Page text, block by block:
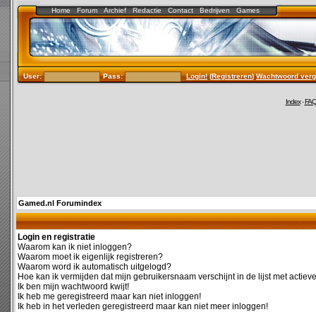
Home Forum Archief Redactie Contact Bedrijven Games
User: Pass: Login!(Registreren)Wachtwoord
Index-FAQ
Gamed.nl Forumindex
Login en registratie
Waarom kan ik niet inloggen?
Waarom moet ik eigenlijk registreren?
Waarom word ik automatisch uitgelogd?
Hoe kan ik vermijden dat mijn gebruikersnaam verschijnt in de lijst met
Ik ben mijn wachtwoord kwijt!
Ik heb me geregistreerd maar kan niet inloggen!
Ik heb in het verleden geregistreerd maar kan niet meer inloggen!